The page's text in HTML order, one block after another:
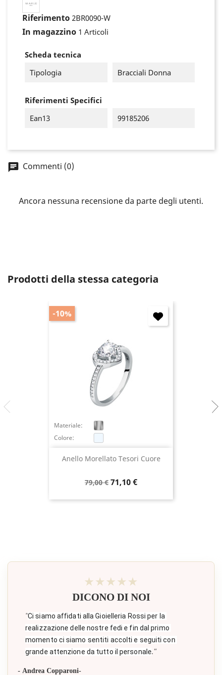
Riferimento 2BR0090-W
In magazzino 1 Articoli
Scheda tecnica
Tipologia
Bracciali Donna
Riferimenti Specifici
Ean13
99185206
Commenti (0)
Ancora nessuna recensione da parte degli utenti.
Prodotti della stessa categoria
Anello Morellato Tesori Cuore
Prezzo
79,00 € Prezzo
71,10 €
Materiale:
Colore:
-10%
★★★★★
DICONO DI NOI
"Ci siamo affidati alla Gioielleria Rossi per la
realizzazione delle nostre fedi e fin dal primo
momento ci siamo sentiti accolti e seguiti con
grande attenzione da tutto il personale."
- Andrea Copparoni-
Accedi
wish list.